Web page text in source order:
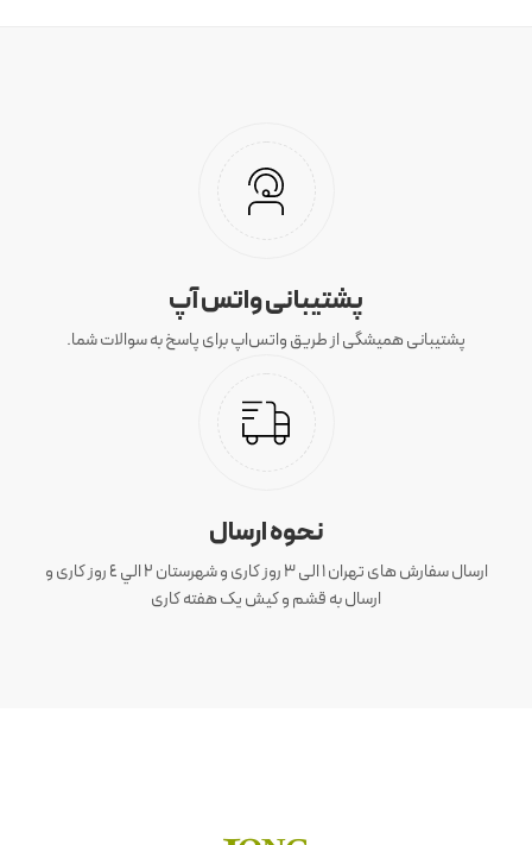
پشتیبانی واتس آپ
پشتیبانی همیشگی از طریق واتس‌اپ برای پاسخ به سوالات شما.
نحوه ارسال
ارسال سفارش های تهران 1 الی 3 روز کاری و شهرستان ٢ الي ٤ روز کاری و
ارسال به قشم و کیش یک هفته کاری